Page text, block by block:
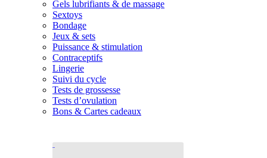
Gels lubrifiants & de massage
Sextoys
Bondage
Jeux & sets
Puissance & stimulation
Contraceptifs
Lingerie
Suivi du cycle
Tests de grossesse
Tests d’ovulation
Bons & Cartes cadeaux